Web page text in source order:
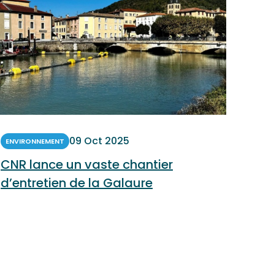
ENVIRONNEMENT 09 Oct 2025
CNR lance un vaste chantier
d’entretien de la Galaure